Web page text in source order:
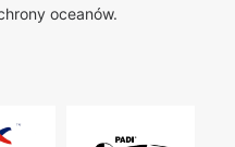
oceanów.